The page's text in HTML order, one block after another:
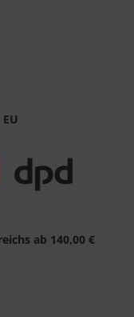
ab 140,00 €